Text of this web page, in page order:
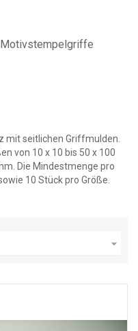
Motivstempelgriffe
mit seitlichen Griffmulden.
von 10 x 10 bis 50 x 100
Die Mindestmenge pro
10 Stück pro Größe.
